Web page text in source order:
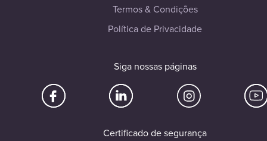
Termos & Condições
Política de Privacidade
Siga nossas páginas
Certificado de segurança